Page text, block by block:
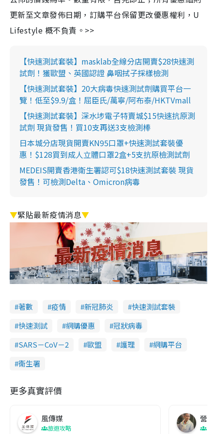
更新至文章發佈日期，訂購平台保留更改優惠權利，U
Lifestyle 概不負責。>>
【快速測試套裝】masklab全線分店開賣$28快速測
試劑！獲歐盟、英國認證 鼻咽拭子採樣檢測
【快速測試套裝】20大病毒快速測試劑購買平台一
覽！低至$9.9/盒！屈臣氏/萬寧/阿布泰/HKTVmall
【快速測試套裝】深水埗電子特賣城$15快速抗原測
試劑 現貨發售！買10支再送3支檢測棒
日本城分店現貨開賣KN95口罩+快速測試套裝優
惠！$128買到成人立體口罩2盒+5支抗原檢測試劑
MEDEIS開賣香港衛生署認可$18快速測試套裝 現貨
發售！可檢測Delta、Omicron病毒
▼緊貼最新疫情消息▼
著數 疫情 新冠肺炎
快速測試套裝
快速測試
網購優惠
冠狀病毒
SARS－CoV－2
歐盟 護理
網購平台
衞生署
更多真實評價
風傳媒
旅遊攻略
營養